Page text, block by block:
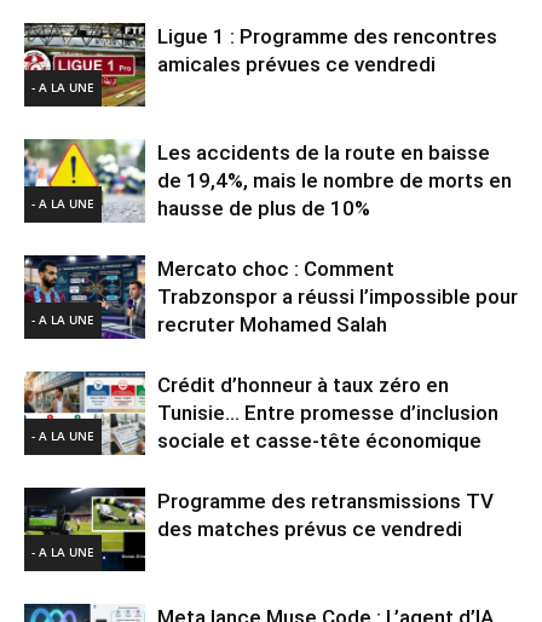
- A LA UNE
Ligue 1 : Programme des rencontres
amicales prévues ce vendredi
- A LA UNE
Les accidents de la route en baisse
de 19,4%, mais le nombre de morts en
hausse de plus de 10%
- A LA UNE
Mercato choc : Comment
Trabzonspor a réussi l’impossible pour
recruter Mohamed Salah
- A LA UNE
Crédit d’honneur à taux zéro en
Tunisie… Entre promesse d’inclusion
sociale et casse-tête économique
- A LA UNE
Programme des retransmissions TV
des matches prévus ce vendredi